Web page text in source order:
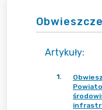
Artykuły:
1.